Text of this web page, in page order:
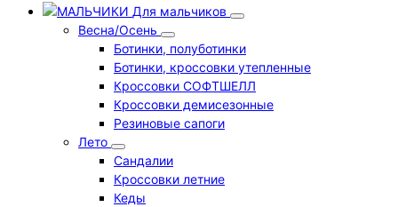
Для мальчиков
Весна/Осень
Ботинки, полуботинки
Ботинки, кроссовки утепленные
Кроссовки СОФТШЕЛЛ
Кроссовки демисезонные
Резиновые сапоги
Лето
Cандалии
Кроссовки летние
Кеды